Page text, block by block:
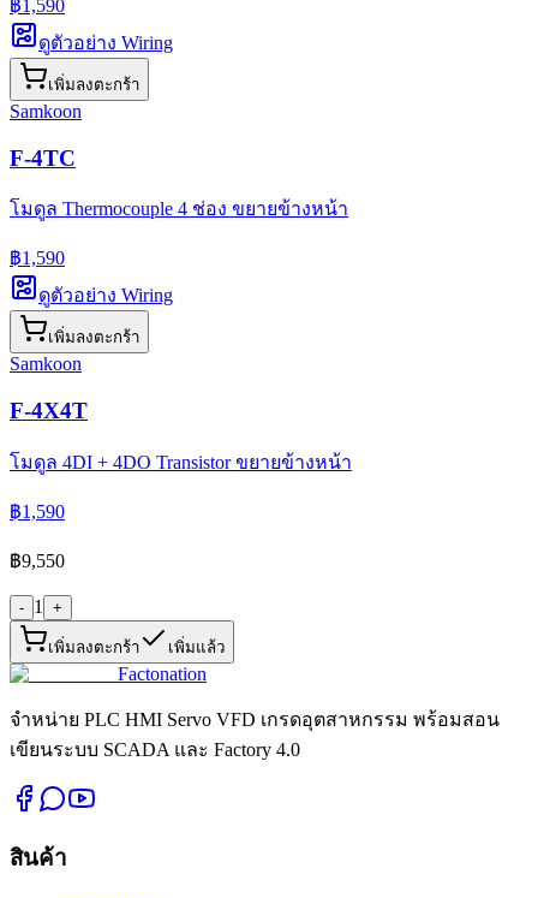
฿1,590
ดูตัวอย่าง Wiring
เพิ่มลงตะกร้า
Samkoon
F-4TC
โมดูล Thermocouple 4 ช่อง ขยายข้างหน้า
฿1,590
ดูตัวอย่าง Wiring
เพิ่มลงตะกร้า
Samkoon
F-4X4T
โมดูล 4DI + 4DO Transistor ขยายข้างหน้า
฿1,590
฿9,550
- 1 +
เพิ่มลงตะกร้า เพิ่มแล้ว
Factonation
จำหน่าย PLC HMI Servo VFD เกรดอุตสาหกรรม พร้อมสอน
เขียนระบบ SCADA และ Factory 4.0
สินค้า